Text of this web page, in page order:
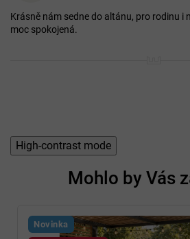
s
h
í
Krásně nám sedne do altánu, pro rodinu i
moc spokojená.
High-contrast mode
Mohlo by Vás
Novinka